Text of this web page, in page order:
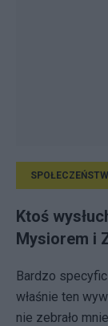
Ktoś
Mysiorem i
Bardzo
właśnie ten
nie zebrało